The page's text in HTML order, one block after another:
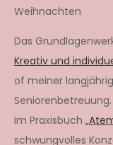
Weihnachten
Das
Kreativ und
of meiner
Seniorenbetreuung.
Im Praxisbuch
schwungvolles